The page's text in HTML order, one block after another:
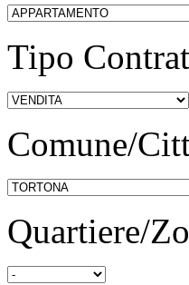
Tipo
Comune/
Quartiere/